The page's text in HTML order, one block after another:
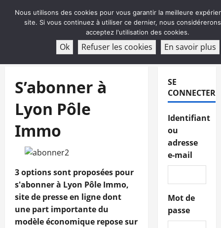
ABONNEMENT
S’abonner à
Lyon Pôle
Immo
3 options sont proposées pour
s'abonner à Lyon Pôle Immo,
site de presse en ligne dont
une part importante du
modèle économique repose sur
SE
CONNECTER
Identifiant
ou
adresse
e-mail
Mot de
passe
Nous utilisons des cookies pour vous garantir la meilleure
site. Si vous continuez à utiliser ce dernier, nous
acceptez l'utilisation des cookies.
Ok Refuser les cookies En savoir plus